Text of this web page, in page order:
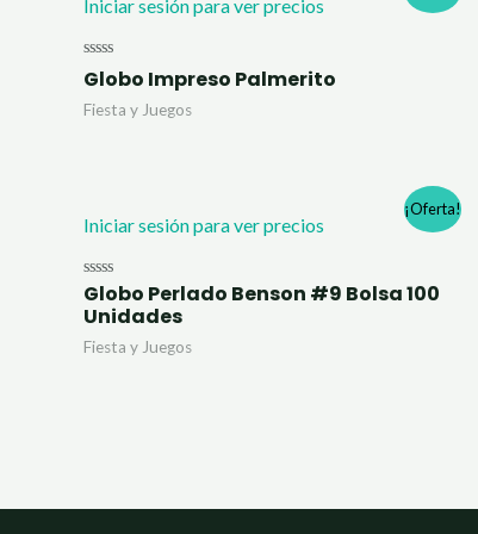
Iniciar sesión para ver precios
Valorado
con
0
de
Globo Impreso Palmerito
Fiesta y Juegos
¡Oferta!
Iniciar sesión para ver precios
Valorado
con
0
de
5
Globo Perlado Benson #9 Bolsa 100
Unidades
Fiesta y Juegos